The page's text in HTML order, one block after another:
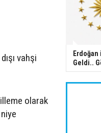
vahşi
olarak
Geldi..